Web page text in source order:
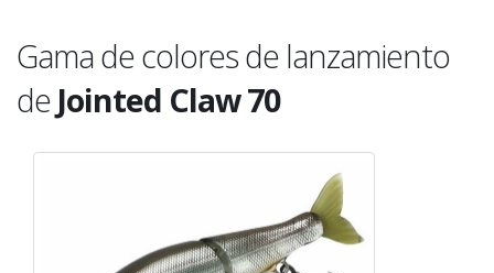
Gama de colores de lanzamiento
de Jointed Claw 70